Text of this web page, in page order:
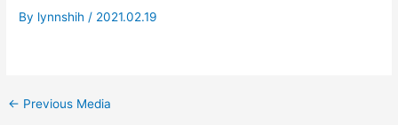
By lynnshih / 2021.02.19
← Previous Media